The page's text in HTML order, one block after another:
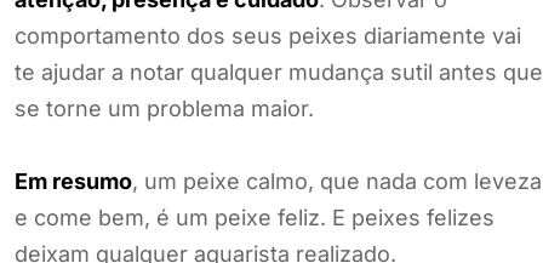
comportamento dos seus peixes diariamente vai
te ajudar a notar qualquer mudança sutil antes que
se torne um problema maior.
Em resumo, um peixe calmo, que nada com leveza
e come bem, é um peixe feliz. E peixes felizes
deixam qualquer aquarista realizado.